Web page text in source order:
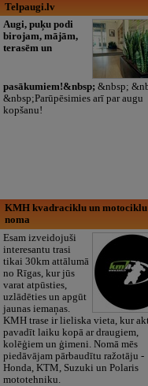
Telpaugi.lv
Augi, puķu podi
birojam, mājām,
terasēm un
pasākumiem!&nbsp;&nbsp;
&nbsp;Parūpēsimies arī par augu
kopšanu!
KMH kvadraciklu un motociklu
noma
Esam izveidojuši
interesantu trasi
tikai 30km attālumā
no Rīgas, kur jūs
varat atpūsties,
uzlādēties un apgūt
jaunas iemaņas.
KMH trase ir lieliska vieta, kur
pavadīt laiku kopā ar draugiem,
kolēģiem un ģimeni. Nomā mēs
piedāvājam pārbaudītu ražotāju -
Honda, KTM, Suzuki un Polaris
mototehniku.